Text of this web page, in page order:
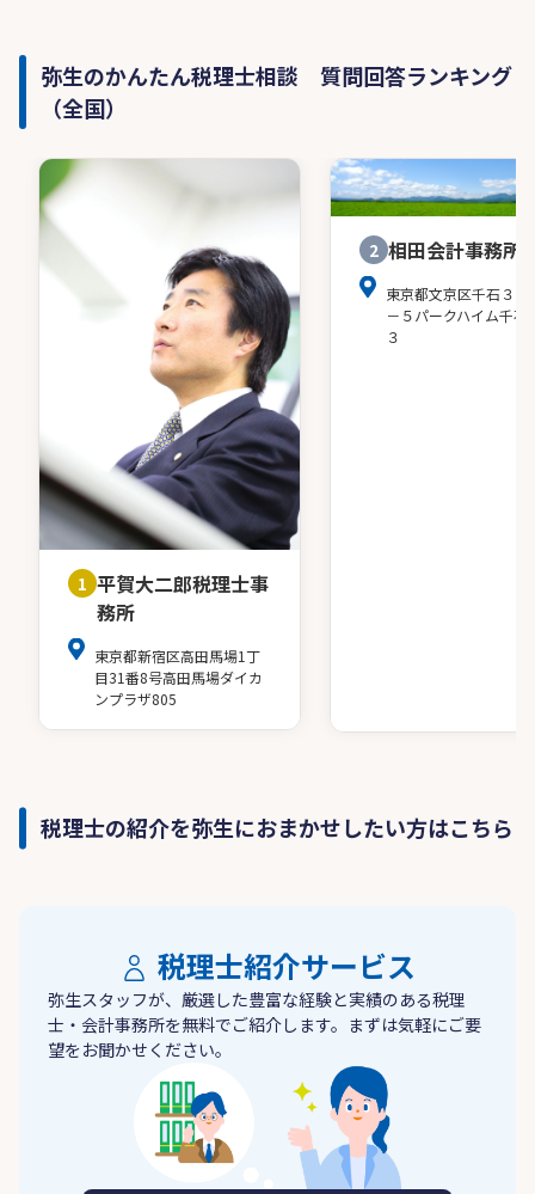
弥生のかんたん税理士相談 質問回答ランキング
（全国）
1 平賀大二郎税理士事
務所
東京都新宿区高田馬場1丁
目31番8号高田馬場ダイカ
ンプラザ805
2 相田会計事務所
東京都文京区千石３－
－５パークハイム千石
３
税理士の紹介を弥生におまかせしたい方はこちら
税理士紹介サービス
弥生スタッフが、厳選した豊富な経験と実績のある税理
士・会計事務所を無料でご紹介します。まずは気軽にご要
望をお聞かせください。